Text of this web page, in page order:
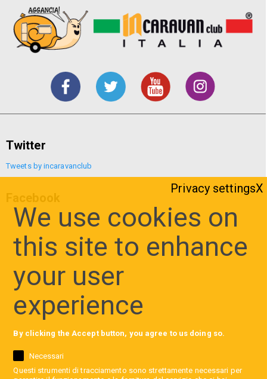
Twitter
Tweets by incaravanclub
Privacy settings
We use cookies on
this site to enhance
your user
experience
By clicking the Accept button, you agree to us doing so.
Necessari
Questi strumenti di tracciamento sono strettamente necessari per